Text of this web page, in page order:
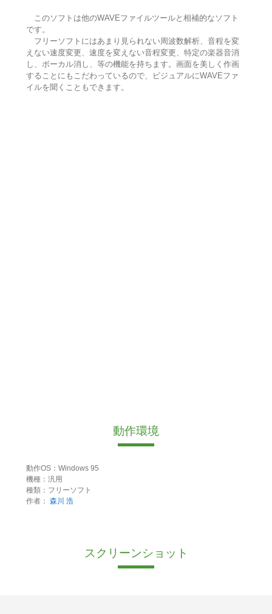
このソフトは他のWAVEファイルツールと相補的なソフト
です。
フリーソフトにはあまり見られない周波数解析、音程を変
えない速度変更、速度を変えない音程変更、特定の楽器音消
し、ボーカル消し、等の機能を持ちます。画面を美しく作画
することにもこだわっているので、ビジュアルにWAVEファ
イルを聞くこともできます。
動作環境
動作OS：Windows 95
機種：汎用
種類：フリーソフト
作者： 森川 浩
スクリーンショット